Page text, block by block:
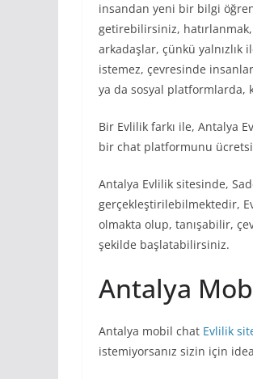
insandan yeni bir bilgi
getirebilirsiniz,
arkadaşlar, çünkü
istemez, çevresinde insanlar
ya da sosyal platformlarda,
Bir Evlilik farkı ile, Antalya
bir chat platformunu
Antalya Evlilik sitesinde,
gerçekleştirilebilmektedir,
olmakta olup, tanışabilir,
şekilde başlatabilirsiniz.
Antalya
Antalya mobil chat Evlilik
istemiyorsanız sizin için